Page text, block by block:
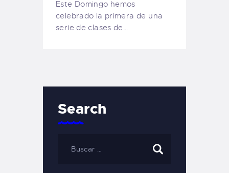
Este Domingo hemos
celebrado la primera de una
serie de clases de…
Search